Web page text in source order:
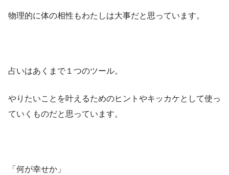
物理的に体の相性もわたしは大事だと思っています。
占いはあくまで１つのツール。
やりたいことを叶えるためのヒントやキッカケとして使っ
ていくものだと思っています。
「何が幸せか」